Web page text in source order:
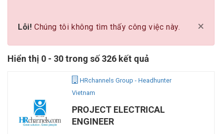
×
Lỗi! Chúng tôi không tìm thấy công việc này.
Hiển thị 0 - 30 trong số 326 kết quả
HRchannels Group - Headhunter
Vietnam
PROJECT ELECTRICAL
ENGINEER